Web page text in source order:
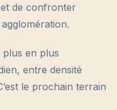
de confronter
plus en plus
entre densité
le prochain terrain